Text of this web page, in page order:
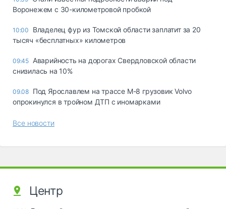
Воронежем с 30-километровой пробкой
10:00
Владелец фур из Томской области заплатит за 20
тысяч «бесплатных» километров
09:45 Аварийность на дорогах Свердловской области
снизилась на 10%
09.08 Под Ярославлем на трассе М-8 грузовик Volvo
опрокинулся в тройном ДТП с иномарками
Все новости
Центр